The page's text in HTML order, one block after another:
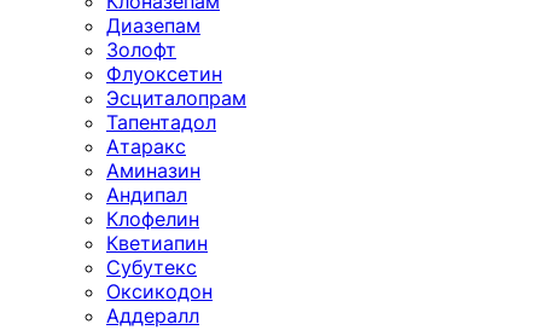
Диазепам
Золофт
Флуоксетин
Эсциталопрам
Тапентадол
Атаракс
Аминазин
Андипал
Клофелин
Кветиапин
Субутекс
Оксикодон
Аддералл